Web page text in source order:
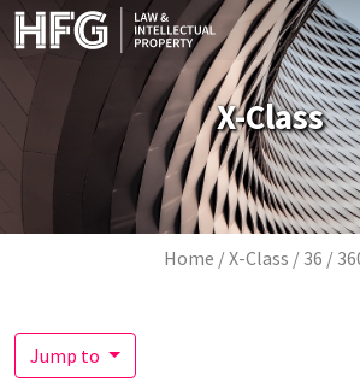
Skip to main content
X-Class
Home X-Class 36
Jump to